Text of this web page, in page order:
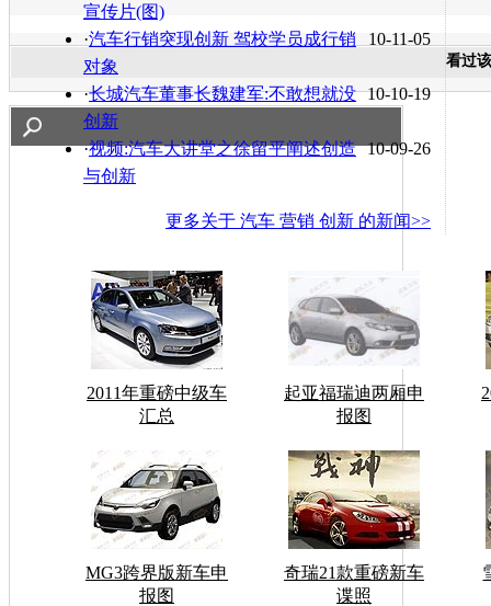
宣传片(图)
10-11-05
·汽车行销突现创新 驾校学员成行销
对象
10-10-19
·长城汽车董事长魏建军:不敢想就没
创新
10-09-26
·视频:汽车大讲堂之徐留平阐述创造
与创新
更多关于 汽车 营销 创新 的新闻>>
看过
2011年重磅中级车
汇总
起亚福瑞迪两厢申
报图
MG3跨界版新车申
报图
奇瑞21款重磅新车
谍照